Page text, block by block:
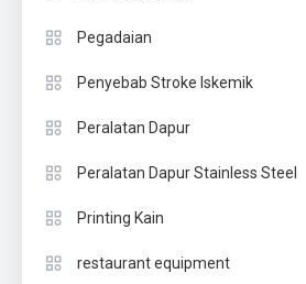
Pegadaian
Penyebab Stroke Iskemik
Peralatan Dapur
Peralatan Dapur Stainless Steel
Printing Kain
restaurant equipment